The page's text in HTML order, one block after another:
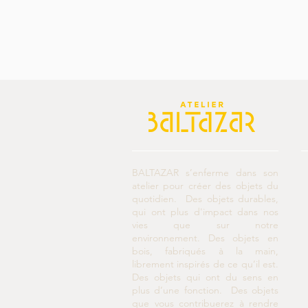
BALTAZAR s’enferme dans son
atelier pour créer des objets du
quotidien. Des objets durables,
qui ont plus d'impact dans nos
vies que sur notre
environnement. Des objets en
bois, fabriqués à la main,
librement inspirés de ce qu’il est.
Des objets qui ont du sens en
plus d’une fonction. Des objets
que vous contribuerez à rendre